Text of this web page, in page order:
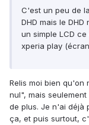
C'est un peu de
DHD mais le
un simple LCD
xperia play
Relis moi bien qu'on
nul", mais
de plus. Je n'ai déjà
ça, et puis surtout,